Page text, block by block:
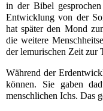
in der Bibel
Entwicklung von der
hat später den Mond
die weitere
derlemurischen Zeit zur
Während der
können. Sie gaben
menschlichen Ichs. Das